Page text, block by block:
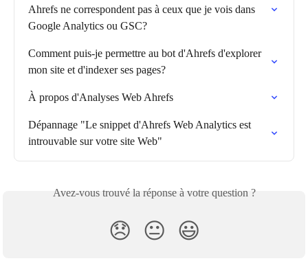
Ahrefs ne correspondent pas à ceux que je vois dans
Google Analytics ou GSC?
Comment puis-je permettre au bot d'Ahrefs d'explorer
mon site et d'indexer ses pages?
À propos d'Analyses Web Ahrefs
Dépannage "Le snippet d'Ahrefs Web Analytics est
introuvable sur votre site Web"
Avez-vous trouvé la réponse à votre question ?
😞 😐 😃